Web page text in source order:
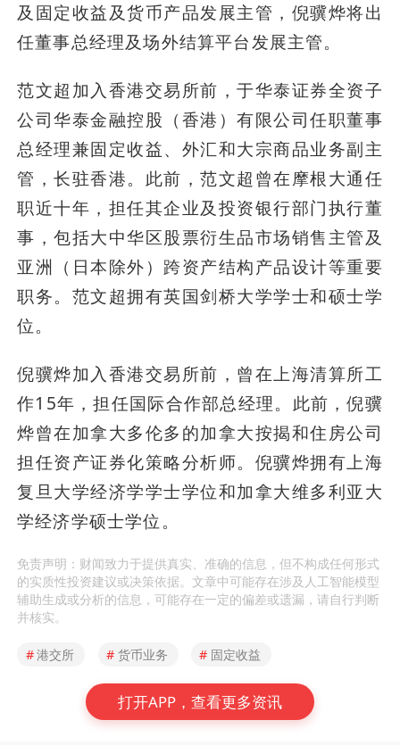
及固定收益及货币产品发展主管，倪骥烨将出
任董事总经理及场外结算平台发展主管。
范文超加入香港交易所前，于华泰证券全资子
公司华泰金融控股（香港）有限公司任职董事
总经理兼固定收益、外汇和大宗商品业务副主
管，长驻香港。此前，范文超曾在摩根大通任
职近十年，担任其企业及投资银行部门执行董
事，包括大中华区股票衍生品市场销售主管及
亚洲（日本除外）跨资产结构产品设计等重要
职务。范文超拥有英国剑桥大学学士和硕士学
位。
倪骥烨加入香港交易所前，曾在上海清算所工
作15年，担任国际合作部总经理。此前，倪骥
烨曾在加拿大多伦多的加拿大按揭和住房公司
担任资产证券化策略分析师。倪骥烨拥有上海
复旦大学经济学学士学位和加拿大维多利亚大
学经济学硕士学位。
免责声明：财闻致力于提供真实、准确的信息，但不构成任何形式
的实质性投资建议或决策依据。文章中可能存在涉及人工智能模型
辅助生成或分析的信息，可能存在一定的偏差或遗漏，请自行判断
并核实。
#港交所 # 货币业务 # 固定收益
打开APP，查看更多资讯